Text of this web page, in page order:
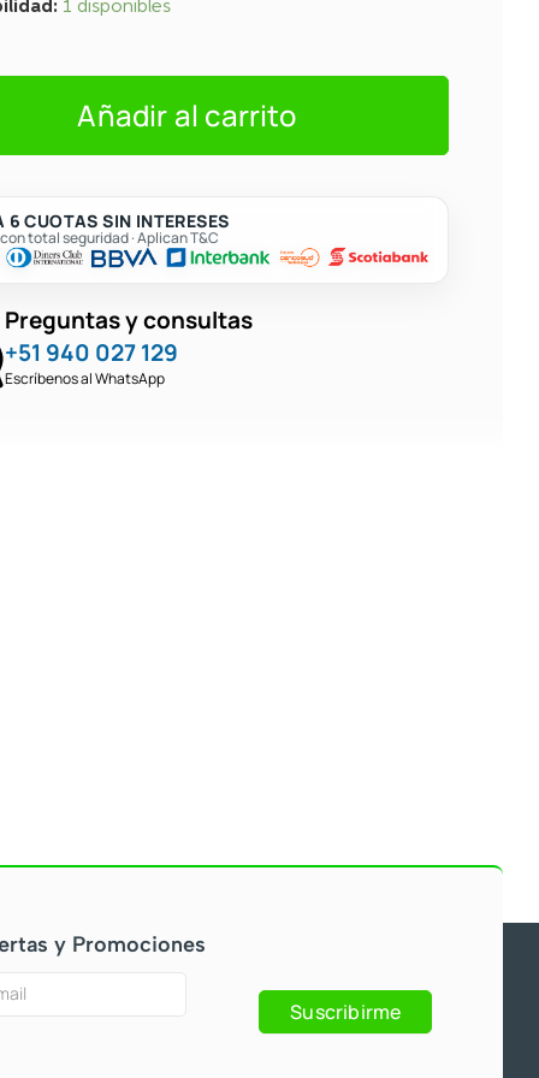
1 disponibles
Añadir al carrito
6 CUOTAS SIN INTERESES
total seguridad · Aplican T&C
Preguntas y consultas
+51 940 027 129
Escríbenos al WhatsApp
y Promociones
Suscribirme